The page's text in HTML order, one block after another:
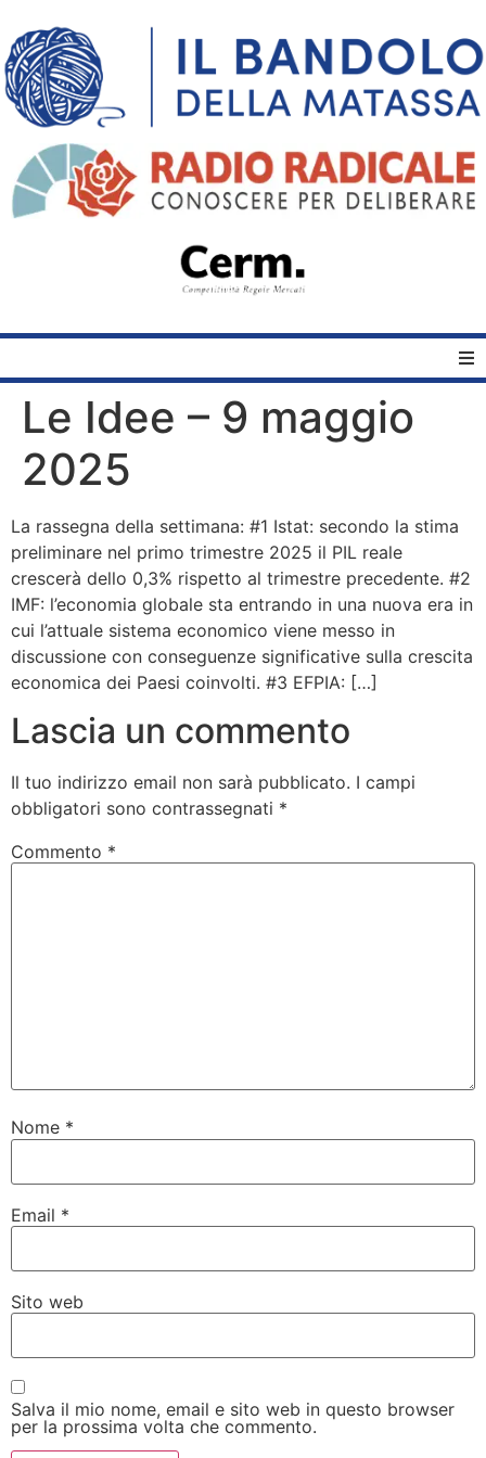
Home
Bandolo
Connessioni
Fondazione CERM
Le Idee – 9 maggio
2025
La rassegna della settimana: #1 Istat: secondo la stima
preliminare nel primo trimestre 2025 il PIL reale
crescerà dello 0,3% rispetto al trimestre precedente. #2
IMF: l’economia globale sta entrando in una nuova era in
cui l’attuale sistema economico viene messo in
discussione con conseguenze significative sulla crescita
economica dei Paesi coinvolti. #3 EFPIA: […]
Lascia un commento
Il tuo indirizzo email non sarà pubblicato. I campi
obbligatori sono contrassegnati *
Commento *
Nome *
Email *
Sito web
Salva il mio nome, email e sito web in questo browser
per la prossima volta che commento.